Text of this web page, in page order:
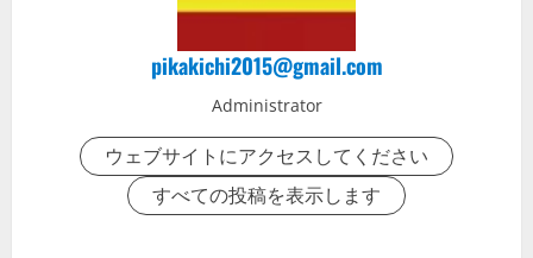
pikakichi2015@gmail.com
Administrator
ウェブサイトにアクセスしてください
すべての投稿を表示します